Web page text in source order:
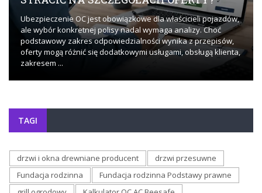
Ubezpieczenie OC jest obowiązkowe dla właścicieli pojazdów,
ale wybór konkretnej polisy nadal wymaga analizy. Choć
podstawowy zakres odpowiedzialności wynika z przepisów,
oferty mogą różnić się dodatkowymi usługami, obsługą klienta,
zakresem ...
TAGI
drzwi i okna drewniane producent
drzwi przesuwne
Fundacja rodzinna
Fundacja rodzinna Podstawy prawne